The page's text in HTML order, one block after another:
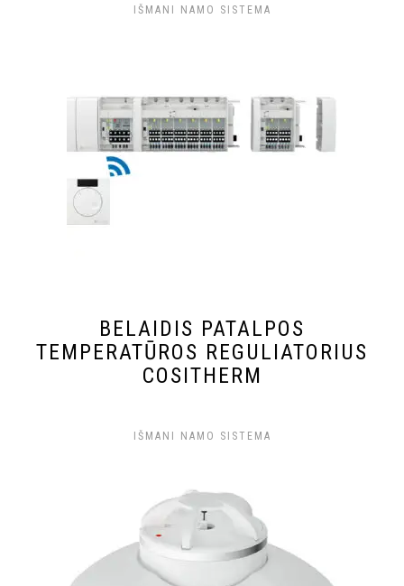
IŠMANI NAMO SISTEMA
BELAIDIS PATALPOS
TEMPERATŪROS REGULIATORIUS
COSITHERM
IŠMANI NAMO SISTEMA